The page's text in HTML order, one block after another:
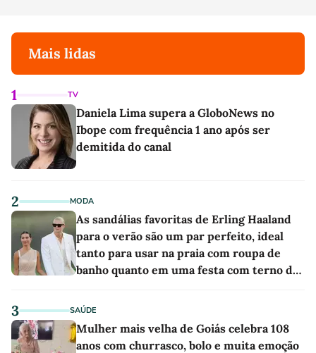
Mais lidas
1 TV
Daniela Lima supera a GloboNews no
Ibope com frequência 1 ano após ser
demitida do canal
2 MODA
As sandálias favoritas de Erling Haaland
para o verão são um par perfeito, ideal
tanto para usar na praia com roupa de
banho quanto em uma festa com terno de
3 SAÚDE
Mulher mais velha de Goiás celebra 108
anos com churrasco, bolo e muita emoção